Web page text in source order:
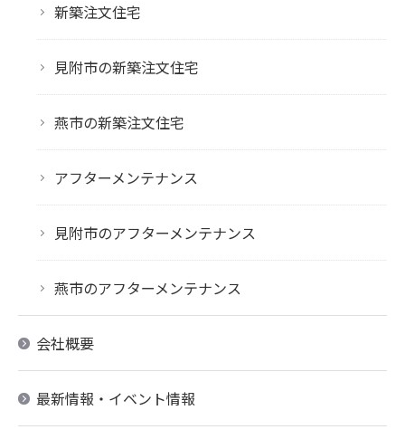
新築注文住宅
見附市の新築注文住宅
燕市の新築注文住宅
アフターメンテナンス
見附市のアフターメンテナンス
燕市のアフターメンテナンス
会社概要
最新情報・イベント情報